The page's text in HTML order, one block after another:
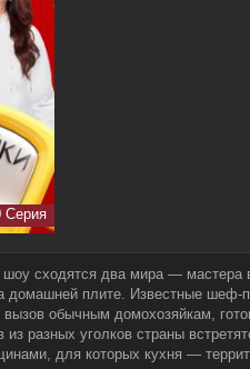
Серия
шоу сходятся два мира — мастера
домашней плите. Известные шеф-
вызов обычным домохозяйкам,
разных уголков страны
для которых кухня —